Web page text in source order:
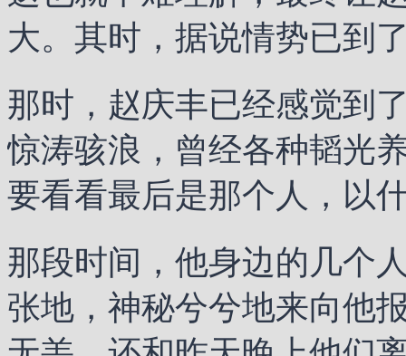
大。其时，据说情势已到
那时，赵庆丰已经感觉到
惊涛骇浪，曾经各种韬光
要看看最后是那个人，以
那段时间，他身边的几个
张地，神秘兮兮地来向他